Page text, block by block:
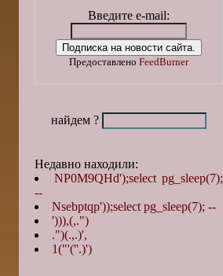
Введите e-mail:
Предоставлено FeedBurner
найдем ?
Недавно находили:
NP0M9QHd');select pg_sleep(7);
--
Nsebptqp'));select pg_sleep(7); --
'))),(,.")
.")(.,.)',
1("'(''.)')